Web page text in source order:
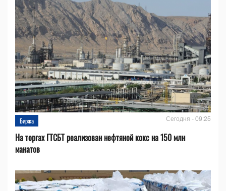
Биржа Сегодня - 09:25
На торгах ГТСБТ реализован нефтяной кокс на 150 млн
манатов